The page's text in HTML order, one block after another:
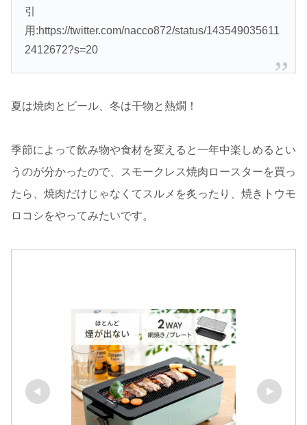
引
用:https://twitter.com/nacco872/status/143549035611
2412672?s=20
夏は焼肉とビール、冬は干物と熱燗！
季節によって飲み物や食材を変えると一年中楽しめるとい
うのが分かったので、スモークレス焼肉ロースターを買っ
たら、焼肉だけじゃなくてスルメを炙ったり、焼きトウモ
ロコシをやってみたいです。